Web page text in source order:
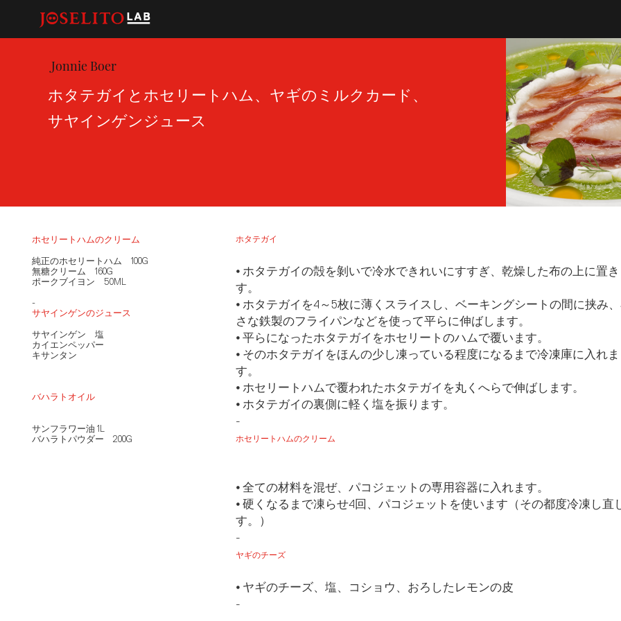
Jonnie Boer
ホタテガイとホセリートハム、ヤギのミルクカード、
サヤインゲンジュース
ホセリートハムのクリーム
純正のホセリートハム 100G
無糖クリーム 160G
ポークブイヨン 50ML
-
サヤインゲンのジュース
サヤインゲン 塩
カイエンペッパー
キサンタン
バハラトオイル
サンフラワー油 1L
バハラトパウダー 200G
ホタテガイ
⦁ ホタテガイの殻を剝いで冷水できれいにすすぎ、乾燥した布の上に置
す。
⦁ ホタテガイを4～5枚に薄くスライスし、ベーキングシートの間に挟み
さな鉄製のフライパンなどを使って平らに伸ばします。
⦁ 平らになったホタテガイをホセリートのハムで覆います。
⦁ そのホタテガイをほんの少し凍っている程度になるまで冷凍庫に入れま
す。
⦁ ホセリートハムで覆われたホタテガイを丸くへらで伸ばします。
⦁ ホタテガイの裏側に軽く塩を振ります。
-
ホセリートハムのクリーム
⦁ 全ての材料を混ぜ、パコジェットの専用容器に入れます。
⦁ 硬くなるまで凍らせ4回、パコジェットを使います（その都度冷凍し直
す。）
-
ヤギのチーズ
⦁ ヤギのチーズ、塩、コショウ、おろしたレモンの皮
-